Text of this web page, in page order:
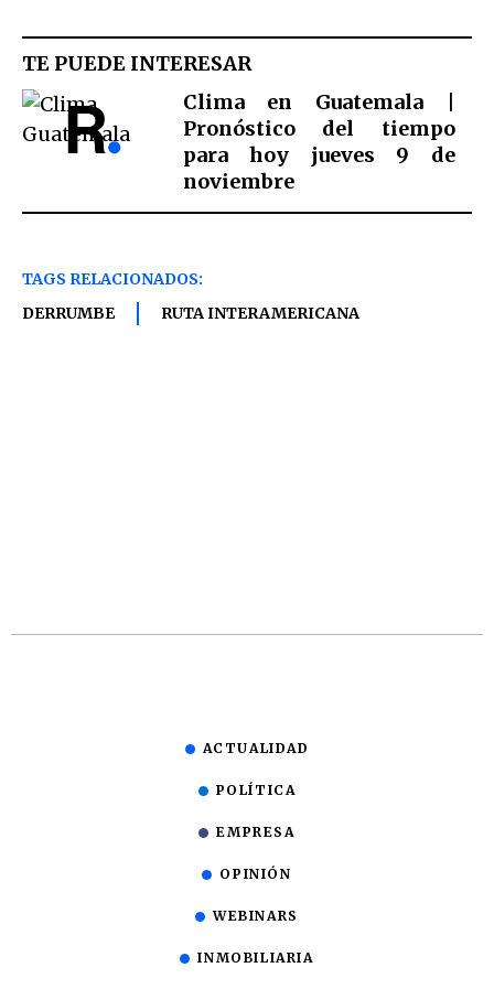
TE PUEDE INTERESAR
Clima en Guatemala |
Pronóstico del tiempo
para hoy jueves 9 de
noviembre
TAGS RELACIONADOS:
DERRUMBE
RUTA INTERAMERICANA
ACTUALIDAD
POLÍTICA
EMPRESA
OPINIÓN
WEBINARS
INMOBILIARIA